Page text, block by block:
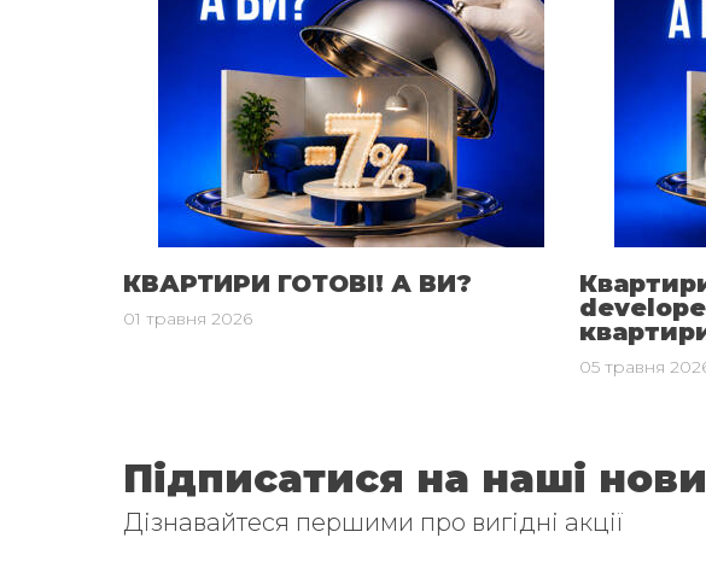
КВАРТИРИ ГОТОВІ! А ВИ?
01 травня 2026
05 травня
Підписатися на наші
Дізнавайтеся першими про вигідні акції